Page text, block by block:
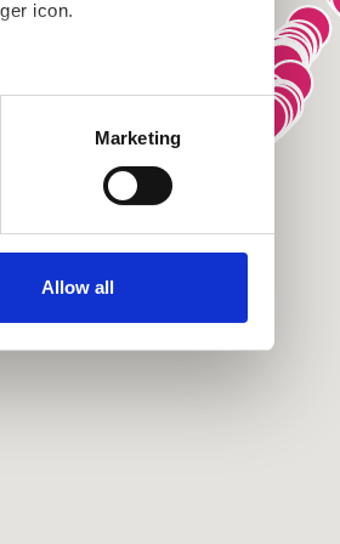
icon.
meters
who may combine it with
Read more about
Marketing
Allow all